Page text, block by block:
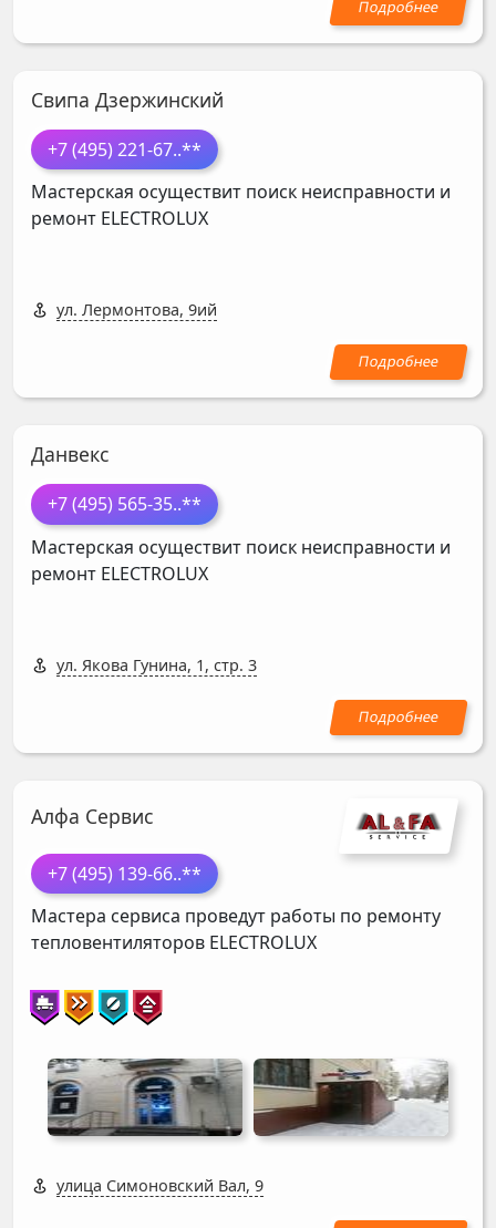
Свипа Дзержинский
+7 (495) 221-67..**
Мастерская осуществит поиск неисправности и
ремонт ELECTROLUX
ул. Лермонтова, 9ий
Данвекс
+7 (495) 565-35..**
Мастерская осуществит поиск неисправности и
ремонт ELECTROLUX
ул. Якова Гунина, 1, стр. 3
Алфа Сервис
+7 (495) 139-66..**
Мастера сервиса проведут работы по ремонту
тепловентиляторов ELECTROLUX
улица Симоновский Вал, 9